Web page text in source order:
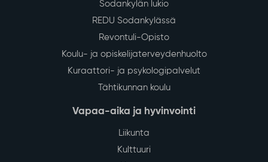
Sodankylän lukio
REDU Sodankylässä
Revontuli-Opisto
Koulu- ja opiskelijaterveydenhuolto
Kuraattori- ja psykologipalvelut
Tähtikunnan koulu
Vapaa-aika ja hyvinvointi
Liikunta
Kulttuuri